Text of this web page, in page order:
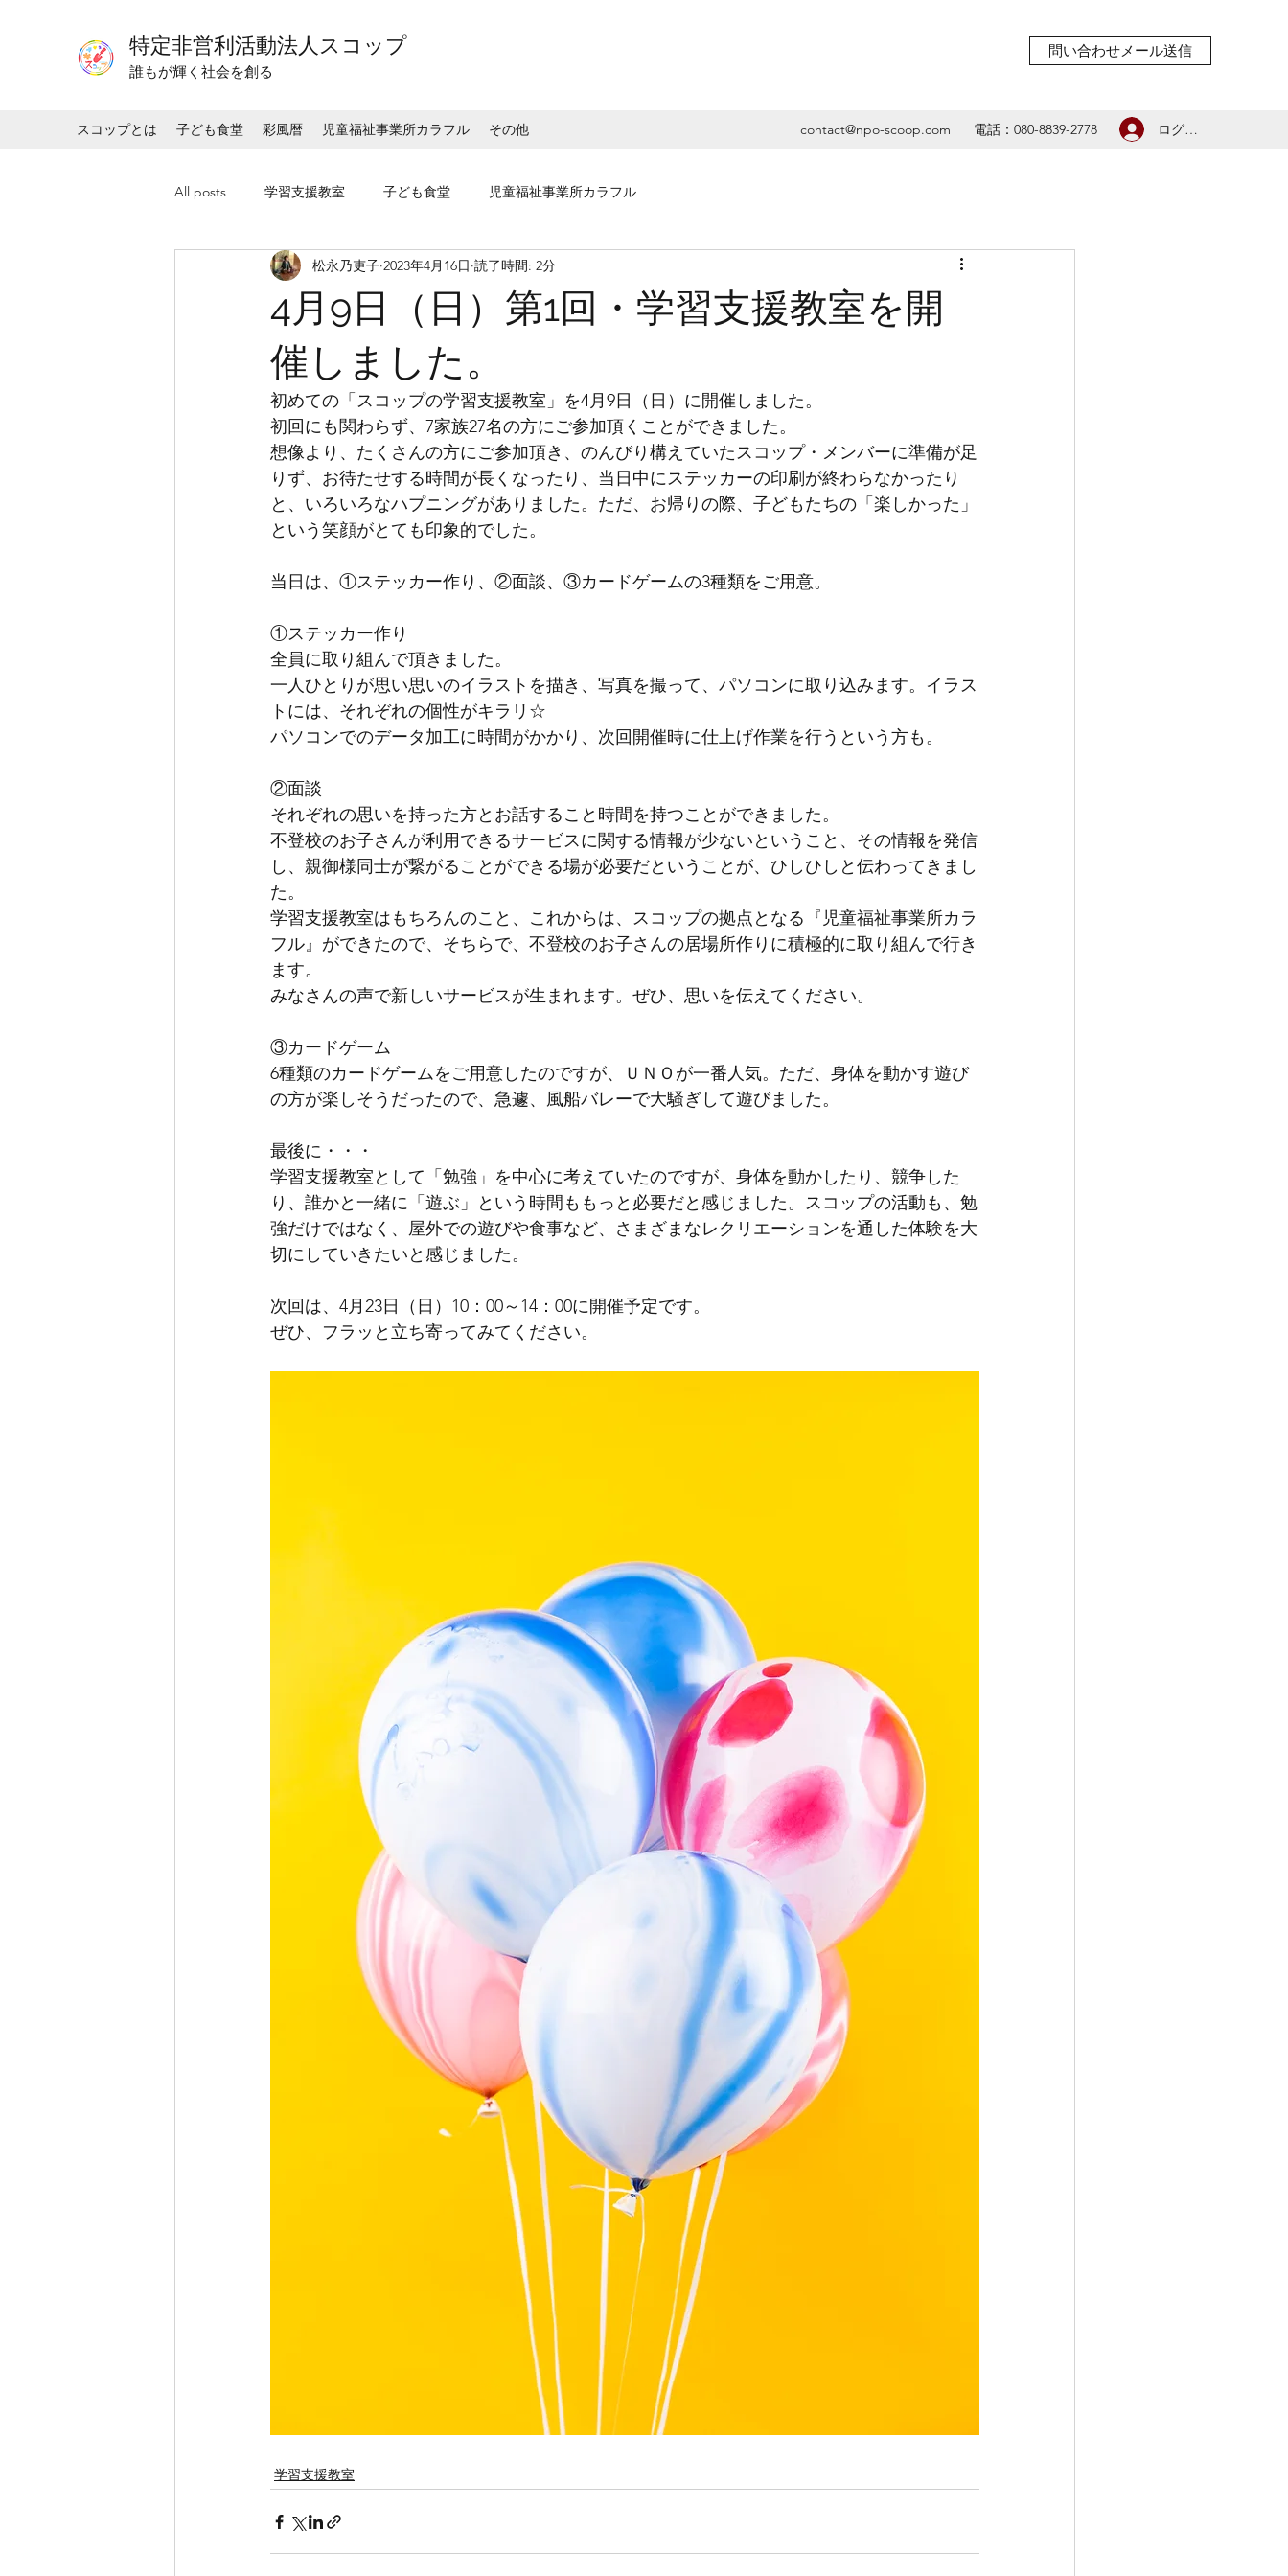
特定非営利活動法人スコップ
​​誰もが輝く社会を創る
問い合わせメール送信
スコップとは 子ども食堂 彩風暦 児童福祉事業所カラフル その他 contact@npo-scoop.com 電話：080-8839-2778 ログイン
All posts 学習支援教室 子ども食堂 児童福祉事業所カラフル
4月9日（日）第1回・学習支援教室を開
催しました。
松永乃吏子 2023年4月16日 読了時間: 2分
初めての「スコップの学習支援教室」を4月9日（日）に開催しました。
初回にも関わらず、7家族27名の方にご参加頂くことができました。
想像より、たくさんの方にご参加頂き、のんびり構えていたスコップ・メンバーに準備が足
りず、お待たせする時間が長くなったり、当日中にステッカーの印刷が終わらなかったり
と、いろいろなハプニングがありました。ただ、お帰りの際、子どもたちの「楽しかった」
という笑顔がとても印象的でした。
当日は、①ステッカー作り、②面談、③カードゲームの3種類をご用意。
①ステッカー作り
全員に取り組んで頂きました。
一人ひとりが思い思いのイラストを描き、写真を撮って、パソコンに取り込みます。イラス
トには、それぞれの個性がキラリ☆
パソコンでのデータ加工に時間がかかり、次回開催時に仕上げ作業を行うという方も。
②面談
それぞれの思いを持った方とお話すること時間を持つことができました。
不登校のお子さんが利用できるサービスに関する情報が少ないということ、その情報を発信
し、親御様同士が繋がることができる場が必要だということが、ひしひしと伝わってきまし
た。
学習支援教室はもちろんのこと、これからは、スコップの拠点となる『児童福祉事業所カラ
フル』ができたので、そちらで、不登校のお子さんの居場所作りに積極的に取り組んで行き
ます。
みなさんの声で新しいサービスが生まれます。ぜひ、思いを伝えてください。
③カードゲーム
6種類のカードゲームをご用意したのですが、ＵＮＯが一番人気。ただ、身体を動かす遊び
の方が楽しそうだったので、急遽、風船バレーで大騒ぎして遊びました。
最後に・・・
学習支援教室として「勉強」を中心に考えていたのですが、身体を動かしたり、競争した
り、誰かと一緒に「遊ぶ」という時間ももっと必要だと感じました。スコップの活動も、勉
強だけではなく、屋外での遊びや食事など、さまざまなレクリエーションを通した体験を大
切にしていきたいと感じました。
次回は、4月23日（日）10：00～14：00に開催予定です。
ぜひ、フラッと立ち寄ってみてください。
学習支援教室